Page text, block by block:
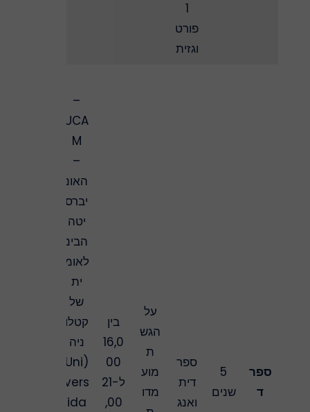
פורט
וגזית
ספר
שנים
ספר
דית
ואנג
הגש
מוע
מדו
16,0
ל-21
,00
UCA
האונ
יברס
יטה
הבינ
לאומ
קטלו
(Uni
vers
ida